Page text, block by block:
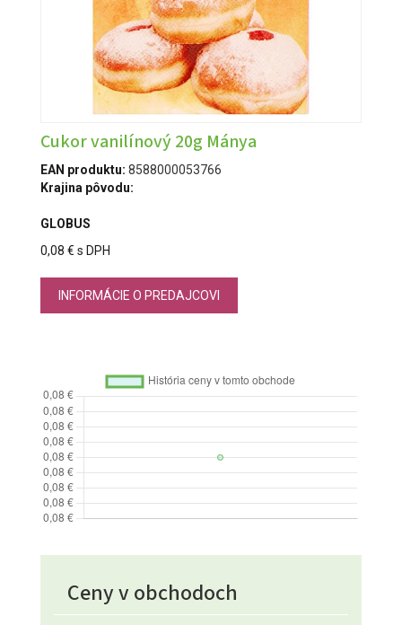
Cukor vanilínový 20g Mánya
EAN produktu: 8588000053766
Krajina pôvodu:
GLOBUS
0,08 € s DPH
INFORMÁCIE O PREDAJCOVI
Ceny v obchodoch